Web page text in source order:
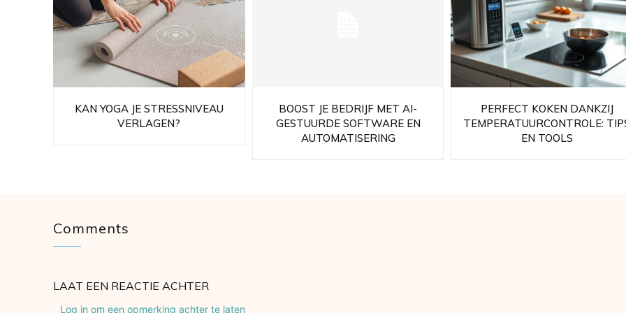
KAN YOGA JE STRESSNIVEAU
VERLAGEN?
BOOST JE BEDRIJF MET AI-
GESTUURDE SOFTWARE EN
AUTOMATISERING
PERFECT KOKEN DANKZIJ
TEMPERATUURCONTROLE:
EN TOOLS
Comments
LAAT EEN REACTIE ACHTER
Log in om een opmerking achter te laten